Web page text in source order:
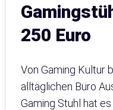
250 Euro
Von Gaming Kultur
alltäglichen Büro
Gaming Stuhl hat